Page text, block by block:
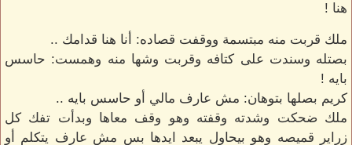
هنا !
ملك قربت منه مبتسمة ووقفت قصاده: أنا هنا قدامك ..
بصتله وسندت على كتافه وقربت وشها منه وهمست: حاسس
بايه !
كريم بصلها بتوهان: مش عارف مالي أو حاسس بايه ..
ملك ضحكت وشدته وقفته وهو وقف معاها وبدأت تفك كل
زراير قميصه وهو بيحاول يبعد ايدها بس مش عارف يتكلم أو